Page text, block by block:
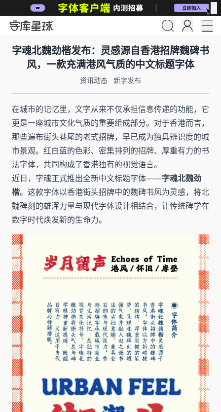
字魂北魏劲楷发布：灵感源自香港招牌魏碑书
风，一款充满港风气质的中文标题字体
资讯动态 新字发布
在城市的记忆里，文字从来不仅承担信息传递的功能，它
更是一座城市文化气质的重要组成部分。对于香港而言，
那些遍布街头巷尾的老式招牌，早已成为独具辨识度的城
市景观。红白蓝的色彩、密集排列的招牌、厚重有力的书
法字体，共同构成了香港独有的视觉语言。
近日，字魂正式推出全新中文标题字体——字魂北魏劲
楷。这款字体以香港街头招牌中的魏碑书风为灵感，将北
魏碑刻的雄浑力量与现代字体设计相结合，让传统碑学在
数字时代焕发新的生命力。